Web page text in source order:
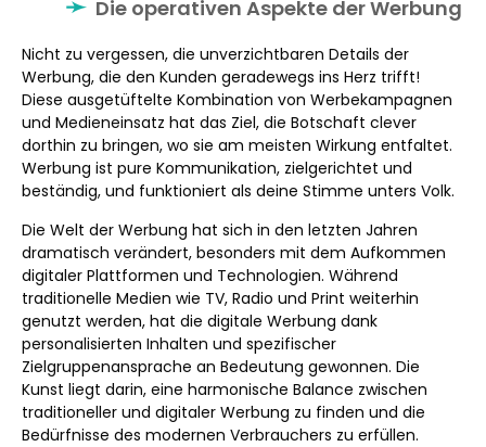
Die operativen Aspekte der Werbung
Nicht zu vergessen, die unverzichtbaren Details der
Werbung, die den Kunden geradewegs ins Herz trifft!
Diese ausgetüftelte Kombination von Werbekampagnen
und Medieneinsatz hat das Ziel, die Botschaft clever
dorthin zu bringen, wo sie am meisten Wirkung entfaltet.
Werbung ist pure Kommunikation, zielgerichtet und
beständig, und funktioniert als deine Stimme unters Volk.
Die Welt der Werbung hat sich in den letzten Jahren
dramatisch verändert, besonders mit dem Aufkommen
digitaler Plattformen und Technologien. Während
traditionelle Medien wie TV, Radio und Print weiterhin
genutzt werden, hat die digitale Werbung dank
personalisierten Inhalten und spezifischer
Zielgruppenansprache an Bedeutung gewonnen. Die
Kunst liegt darin, eine harmonische Balance zwischen
traditioneller und digitaler Werbung zu finden und die
Bedürfnisse des modernen Verbrauchers zu erfüllen.